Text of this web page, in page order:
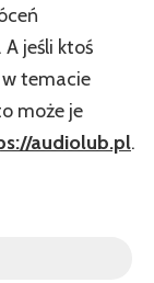
jeśli ktoś
temacie
może je
audiolub.pl.